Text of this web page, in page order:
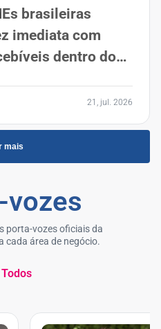
brasileiras
imediata com
dentro do
21, jul. 2026
mais
vozes
porta-vozes oficiais da
cada área de negócio.